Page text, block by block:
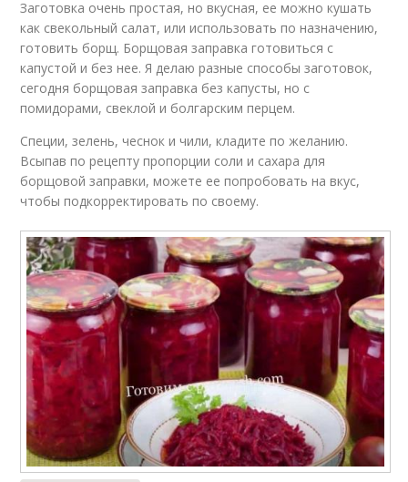
Заготовка очень простая, но вкусная, ее можно кушать
как свекольный салат, или использовать по назначению,
готовить борщ. Борщовая заправка готовиться с
капустой и без нее. Я делаю разные способы заготовок,
сегодня борщовая заправка без капусты, но с
помидорами, свеклой и болгарским перцем.
Специи, зелень, чеснок и чили, кладите по желанию.
Всыпав по рецепту пропорции соли и сахара для
борщовой заправки, можете ее попробовать на вкус,
чтобы подкорректировать по своему.